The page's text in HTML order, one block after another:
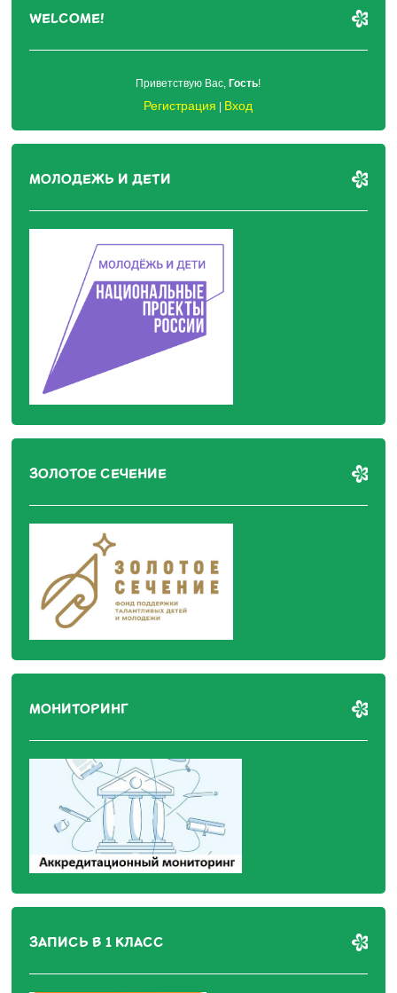
WELCOME!
Приветствую Вас, Гость!
Регистрация Вход
МОЛОДЕЖЬ И ДЕТИ
ЗОЛОТОЕ СЕЧЕНИЕ
МОНИТОРИНГ
ЗАПИСЬ В 1 КЛАСС